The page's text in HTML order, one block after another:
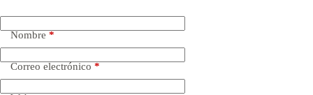
Nombre *
Correo electrónico *